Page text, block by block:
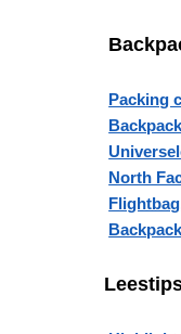
Packing
North